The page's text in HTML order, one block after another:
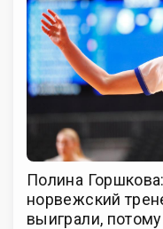
Полина
норвежский
выиграли,